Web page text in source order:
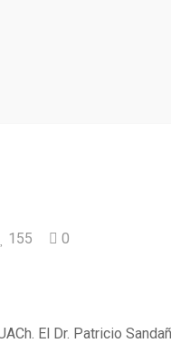
155 0
El Dr. Patricio